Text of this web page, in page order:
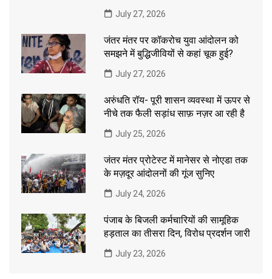
July 27, 2026
जंतर मंतर पर कॉकरोच युवा आंदोलन को
समझने में बुद्धिजीवियों से कहां चूक हुई?
July 27, 2026
अरुंधति रॉय- पूरी शासन व्यवस्था में ऊपर से
नीचे तक फैली सड़ांध साफ़ नज़र आ रही है
July 25, 2026
जंतर मंतर प्रोटेस्ट में मानेसर से नोएडा तक
के मज़दूर आंदोलनों की गूंज सुनिए
July 24, 2026
पंजाब के बिजली कर्मचारियों की सामूहिक
हड़ताल का तीसरा दिन, विरोध प्रदर्शन जारी
July 23, 2026